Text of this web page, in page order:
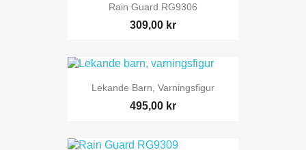
Rain Guard RG9306
309,00 kr
Lekande Barn, Varningsfigur
495,00 kr